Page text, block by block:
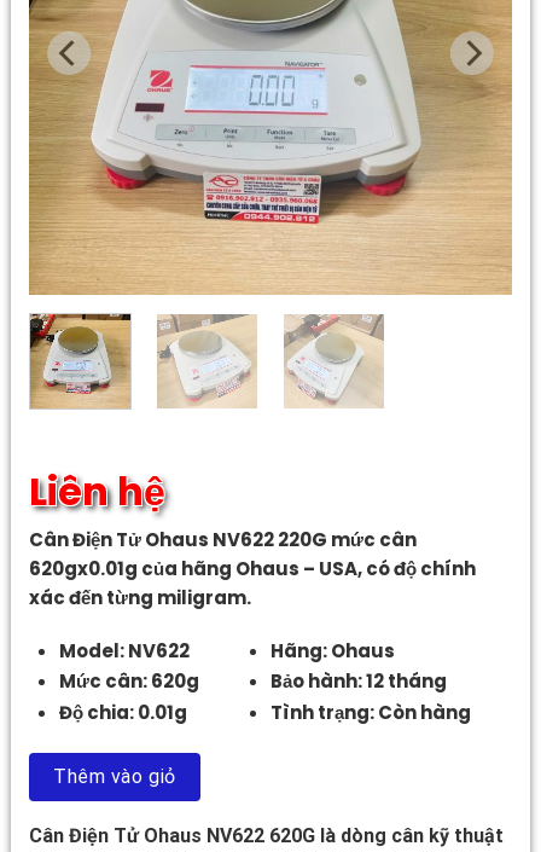
Liên hệ
Cân Điện Tử Ohaus NV622 220G mức cân
620gx0.01g của hãng Ohaus – USA, có độ chính
xác đến từng miligram.
Model: NV622
Mức cân: 620g
Độ chia: 0.01g
Hãng: Ohaus
Bảo hành: 12 tháng
Tình trạng: Còn hàng
Thêm vào giỏ
Cân Điện Tử Ohaus NV622 620G là dòng cân kỹ thuật